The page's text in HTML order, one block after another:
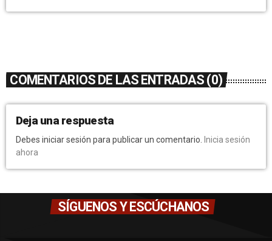
COMENTARIOS DE LAS ENTRADAS (0)
Deja una respuesta
Debes iniciar sesión para publicar un comentario.
Inicia sesión
ahora
SÍGUENOS Y ESCÚCHANOS